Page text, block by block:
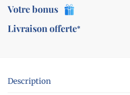
Votre bonus
Livraison offerte*
Description